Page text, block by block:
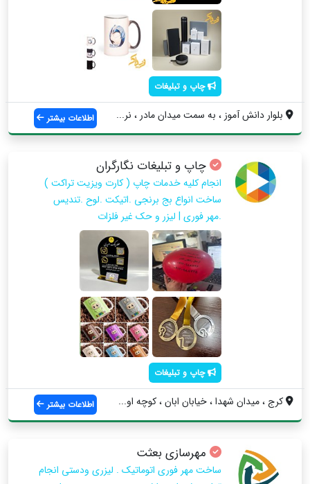
چاپ و تبلیغات
بلوار دانش آموز ، به سمت میدان مادر ، نر... اطلاعات بیشتر
چاپ و تبلیغات نگارگران
انجام کلیه خدمات چاپ ( کارت ویزیت تراکت )
ساخت انواع بج برنجی .اتیکت .لوح .تندیس
.مهر فوری | لیزر و حک غیر فلزات
چاپ و تبلیغات
کرج ، میدان شهدا ، خیابان ابان ، کوچه او... اطلاعات بیشتر
مهرسازی بعثت
ساخت مهر فوری اتوماتیک . لیزری ودستی انجام